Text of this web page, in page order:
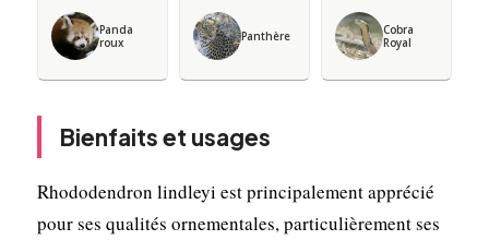
Panda
roux
Panthère
Cobra
Royal
Bienfaits et usages
Rhododendron lindleyi est principalement apprécié
pour ses qualités ornementales, particulièrement ses